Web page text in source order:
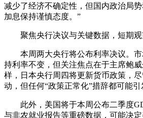
减少了经济不确定性，但国内政治局
加息保持谨慎态度。”
聚焦央行决议与关键数据，短期
本周两大央行将公布利率决议。
持利率不变，但关注焦点在于主席鲍
样，日本央行周四将更新货币政策，
动，但任何“政策正常化”措辞都可能引
此外，美国将于本周公布二季度
与非农就业报告等重磅数据，可能决定